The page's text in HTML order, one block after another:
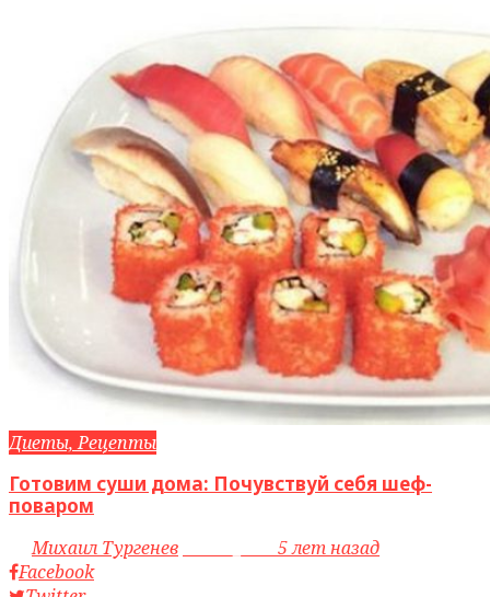
Диеты, Рецепты
Готовим суши дома: Почувствуй себя шеф-
поваром
byМихаил Тургенев
5 лет назад
Facebook